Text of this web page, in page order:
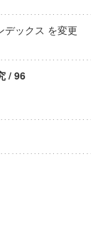
デックス を変更
/ 96